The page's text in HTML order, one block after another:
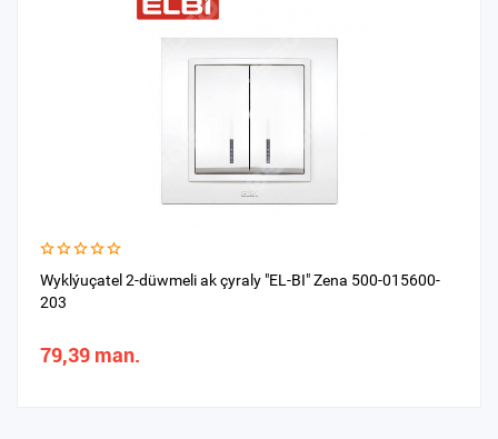
Wyklýuçatel 2-düwmeli ak çyraly "EL-BI" Zena 500-015600-
203
79,39 man.